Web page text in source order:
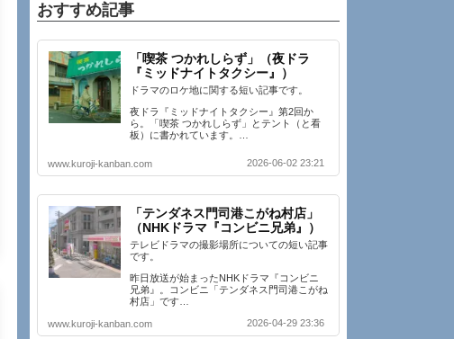
おすすめ記事
「喫茶 つかれしらず」（夜ドラ
『ミッドナイトタクシー』）
ドラマのロケ地に関する短い記事です。
夜ドラ『ミッドナイトタクシー』第2回か
ら。「喫茶 つかれしらず」とテント（と看
板）に書かれています。…
www.kuroji-kanban.com 2026-06-02 23:21
「テンダネス門司港こがね村店」
（NHKドラマ『コンビニ兄弟』）
テレビドラマの撮影場所についての短い記事
です。
昨日放送が始まったNHKドラマ『コンビニ
兄弟』。コンビニ「テンダネス門司港こがね
村店」です…
www.kuroji-kanban.com 2026-04-29 23:36